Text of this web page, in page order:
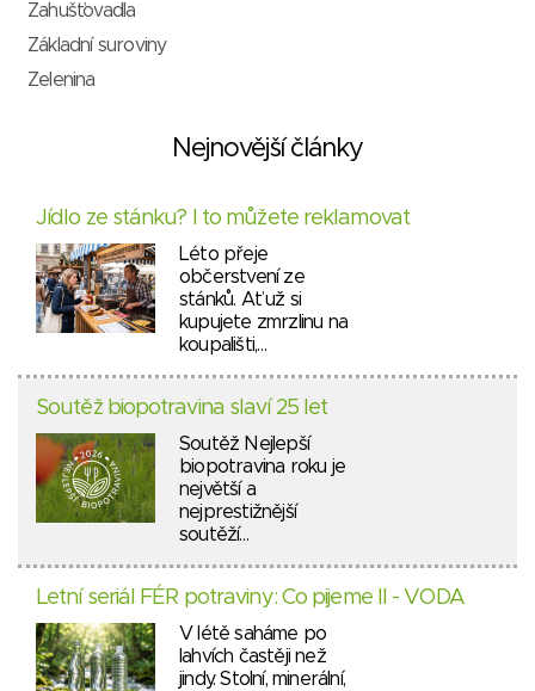
Zahušťovadla
Základní suroviny
Zelenina
Nejnovější články
Jídlo ze stánku? I to můžete reklamovat
Léto přeje
občerstvení ze
stánků. Ať už si
kupujete zmrzlinu na
koupališti,…
Soutěž biopotravina slaví 25 let
Soutěž Nejlepší
biopotravina roku je
největší a
nejprestižnější
soutěží…
Letní seriál FÉR potraviny: Co pijeme II - VODA
V létě saháme po
lahvích častěji než
jindy. Stolní, minerální,